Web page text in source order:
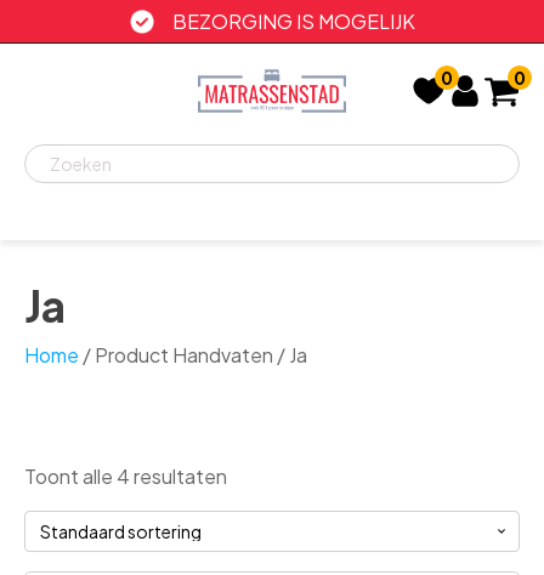
BEZORGING IS MOGELIJK
0 0
Ja
Home / Product Handvaten / Ja
Toont alle 4 resultaten